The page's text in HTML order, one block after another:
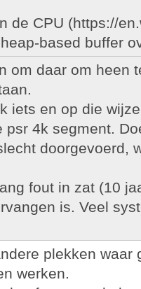
de CPU (https://
based buffer
om daar om heen
iets en op die
psr 4k segment.
doorgevoerd,
fout in zat (10
is. Veel
plekken waar
werken.